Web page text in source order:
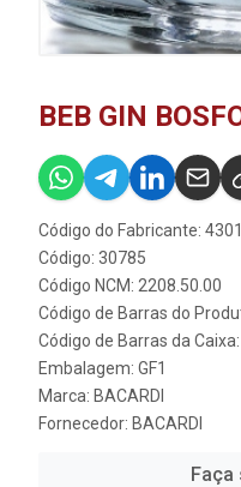
BEB GIN
Código do Fabricante:
Código: 30785
Código NCM: 2208.50.00
Código de Barras do
Código de Barras da
Embalagem: GF1
Marca: BACARDI
Fornecedor: BACARDI
Faça